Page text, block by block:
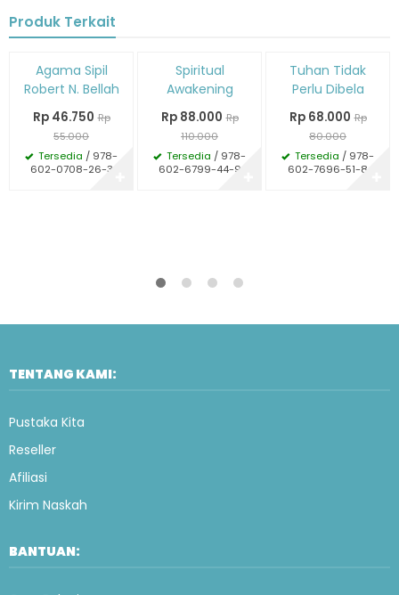
Produk Terkait
Diskon
15%Agama Sipil
Robert N. Bellah
Rp 46.750 Rp
55.000
Tersedia / 978-
602-0708-26-3
DiskonSpiritual
Awakening
Rp 88.000 Rp
110.000
Tersedia / 978-
602-6799-44-9
Diskon
15%Tuhan Tidak
Perlu Dibela
Rp 68.000 Rp
80.000
Tersedia / 978-
602-7696-51-8
TENTANG KAMI:
Pustaka Kita
Reseller
Afiliasi
Kirim Naskah
BANTUAN: